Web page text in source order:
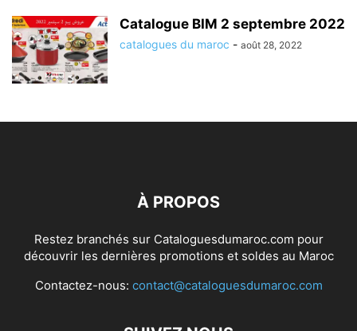
Catalogue BIM 2 septembre 2022
catalogues du maroc - août 28, 2022
À PROPOS
Restez branchés sur Cataloguesdumaroc.com pour
découvrir les dernières promotions et soldes au Maroc
Contactez-nous: contact@cataloguesdumaroc.com